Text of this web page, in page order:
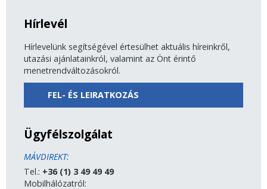
Hírlevél
Hírlevelünk segítségével értesülhet aktuális híreinkről,
utazási ajánlatainkról, valamint az Önt érintő
menetrendváltozásokról.
FEL- ÉS LEIRATKOZÁS
Ügyfélszolgálat
MÁVDIREKT:
Tel.: +36 (1) 3 49 49 49
Mobilhálózatról: